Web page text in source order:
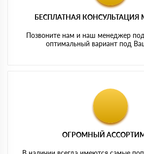
БЕСПЛАТНАЯ КОНСУЛЬТАЦИЯ
Позвоните нам и наш менеджер
оптимальный вариант под
ОГРОМНЫЙ